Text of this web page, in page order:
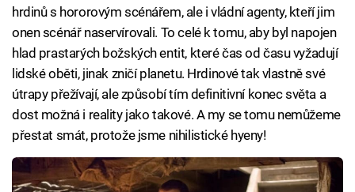
hrdinů s hororovým scénářem, ale i vládní agenty, kteří jim
onen scénář naservírovali. To celé k tomu, aby byl napojen
hlad prastarých božských entit, které čas od času vyžadují
lidské oběti, jinak zničí planetu. Hrdinové tak vlastně své
útrapy přežívají, ale způsobí tím definitivní konec světa a
dost možná i reality jako takové. A my se tomu nemůžeme
přestat smát, protože jsme nihilistické hyeny!